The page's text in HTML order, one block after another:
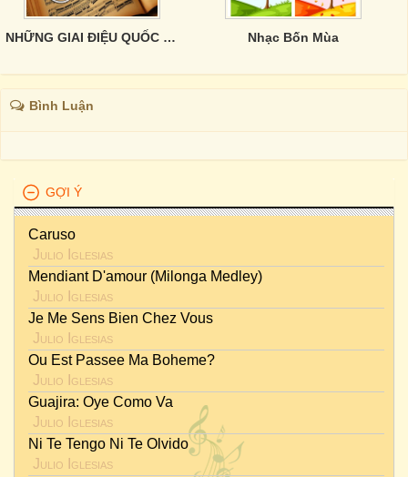
NHỮNG GIAI ĐIỆU QUỐC TẾ TRỮ TÌNH CHỌN LỌC Nhạc Bốn Mùa
Bình Luận
GỢI Ý
Caruso
Julio Iglesias
Mendiant D'amour (Milonga Medley)
Julio Iglesias
Je Me Sens Bien Chez Vous
Julio Iglesias
Ou Est Passee Ma Boheme?
Julio Iglesias
Guajira: Oye Como Va
Julio Iglesias
Ni Te Tengo Ni Te Olvido
Julio Iglesias